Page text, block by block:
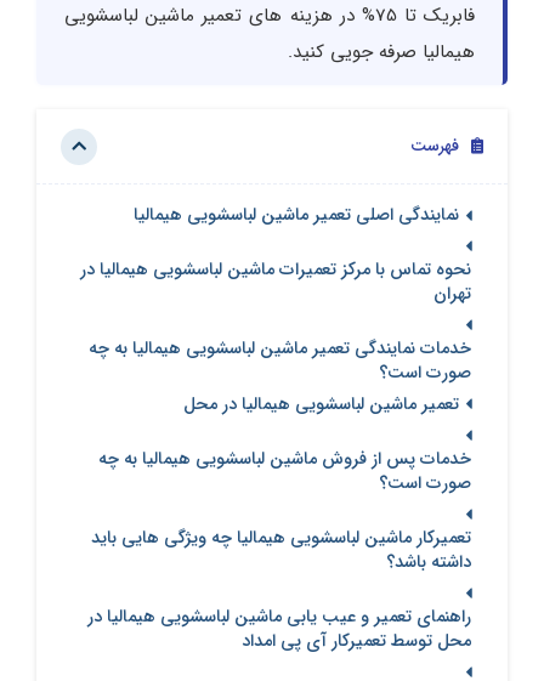
فابریک تا 75% در هزینه های تعمیر ماشین لباسشویی
هیمالیا صرفه جویی کنید.
فهرست
نمایندگی اصلی تعمیر ماشین لباسشویی هیمالیا
نحوه تماس با مرکز تعمیرات ماشین لباسشویی هیمالیا در
تهران
خدمات نمایندگی تعمیر ماشین لباسشویی هیمالیا به چه
صورت است؟
تعمیر ماشین لباسشویی هیمالیا در محل
خدمات پس از فروش ماشین لباسشویی هیمالیا به چه
صورت است؟
تعمیرکار ماشین لباسشویی هیمالیا چه ویژگی هایی باید
داشته باشد؟
راهنمای تعمیر و عیب یابی ماشین لباسشویی هیمالیا در
محل توسط تعمیرکار آی پی امداد